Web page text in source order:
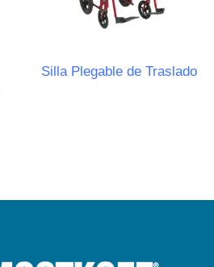
Silla Plegable de Traslado